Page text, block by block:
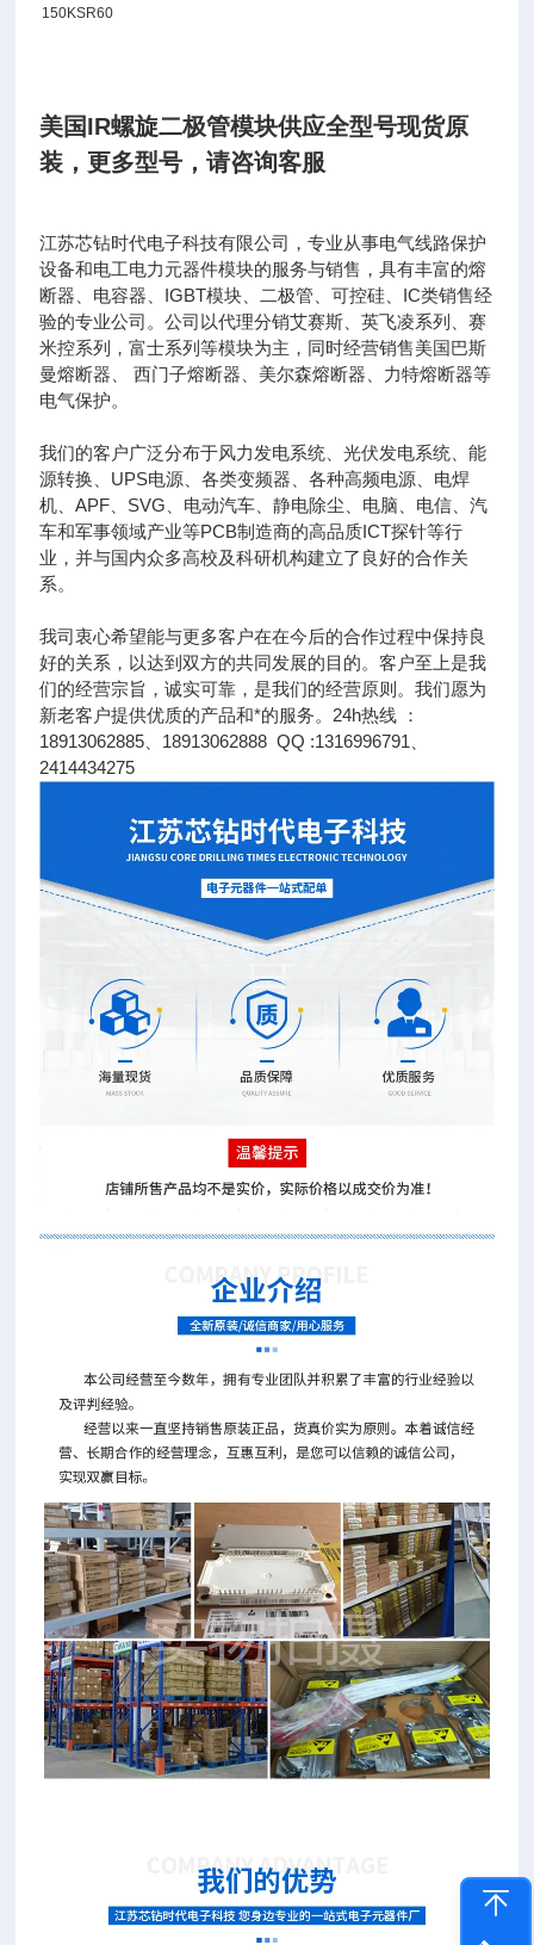
150KSR60
美国IR螺旋二极管模块供应全型号现货原
装 ， 更多型号，请咨询客服
江苏芯钻时代电子科技有限公司，专业从事电气线路保护
设备和电工电力元器件模块的服务与销售，具有丰富的熔
断器、电容器、IGBT模块、二极管、可控硅、IC类销售经
验的专业公司。公司以代理分销艾赛斯、英飞凌系列、赛
米控系列，富士系列等模块为主，同时经营销售美国巴斯
曼熔断器、 西门子熔断器、美尔森熔断器、力特熔断器等
电气保护。
我们的客户广泛分布于风力发电系统、光伏发电系统、能
源转换、UPS电源、各类变频器、各种高频电源、电焊
机、APF、SVG、电动汽车、静电除尘、电脑、电信、汽
车和军事领域产业等PCB制造商的高品质ICT探针等行
业，并与国内众多高校及科研机构建立了良好的合作关
系。
我司衷心希望能与更多客户在在今后的合作过程中保持良
好的关系，以达到双方的共同发展的目的。客户至上是我
们的经营宗旨，诚实可靠，是我们的经营原则。我们愿为
新老客户提供优质的产品和*的服务。24h热线 ：
18913062885、18913062888 QQ :1316996791、
2414434275